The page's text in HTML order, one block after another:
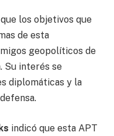
los objetivos que
de esta
geopolíticos de
. Su interés se
diplomáticas y la
indicó que esta APT